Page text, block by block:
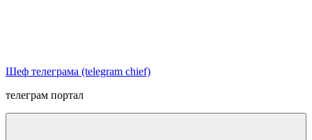
Шеф телеграма (telegram chief)
телеграм портал